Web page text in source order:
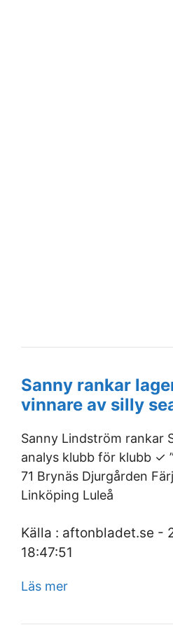
Sanny rankar
vinnare av silly
Sanny Lindström rankar
analys klubb för klubb ✓
71 Brynäs Djurgården
Linköping Luleå
Källa : aftonbladet.se -
18:47:51
Läs mer